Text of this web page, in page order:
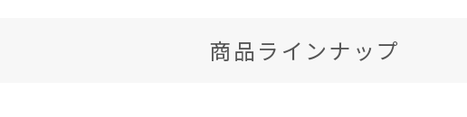
商品ラインナップ